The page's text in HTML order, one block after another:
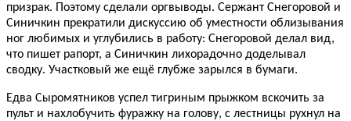
призрак. Поэтому сделали оргвыводы. Сержант Снегоровой и
Синичкин прекратили дискуссию об уместности облизывания
ног любимых и углубились в работу: Снегоровой делал вид,
что пишет рапорт, а Синичкин лихорадочно доделывал
сводку. Участковый же ещё глубже зарылся в бумаги.
Едва Сыромятников успел тигриным прыжком вскочить за
пульт и нахлобучить фуражку на голову, с лестницы рухнул на